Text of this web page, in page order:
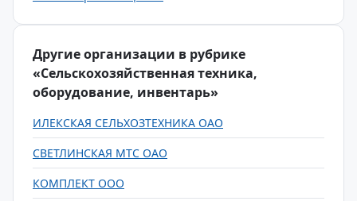
Другие организации в рубрике
«Сельскохозяйственная техника,
оборудование, инвентарь»
ИЛЕКСКАЯ СЕЛЬХОЗТЕХНИКА ОАО
СВЕТЛИНСКАЯ МТС ОАО
КОМПЛЕКТ ООО